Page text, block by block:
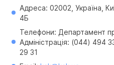
Адреса: 02002, Україна,
4Б
Телефони: Департамент
Адміністрація: (044) 494
29 31